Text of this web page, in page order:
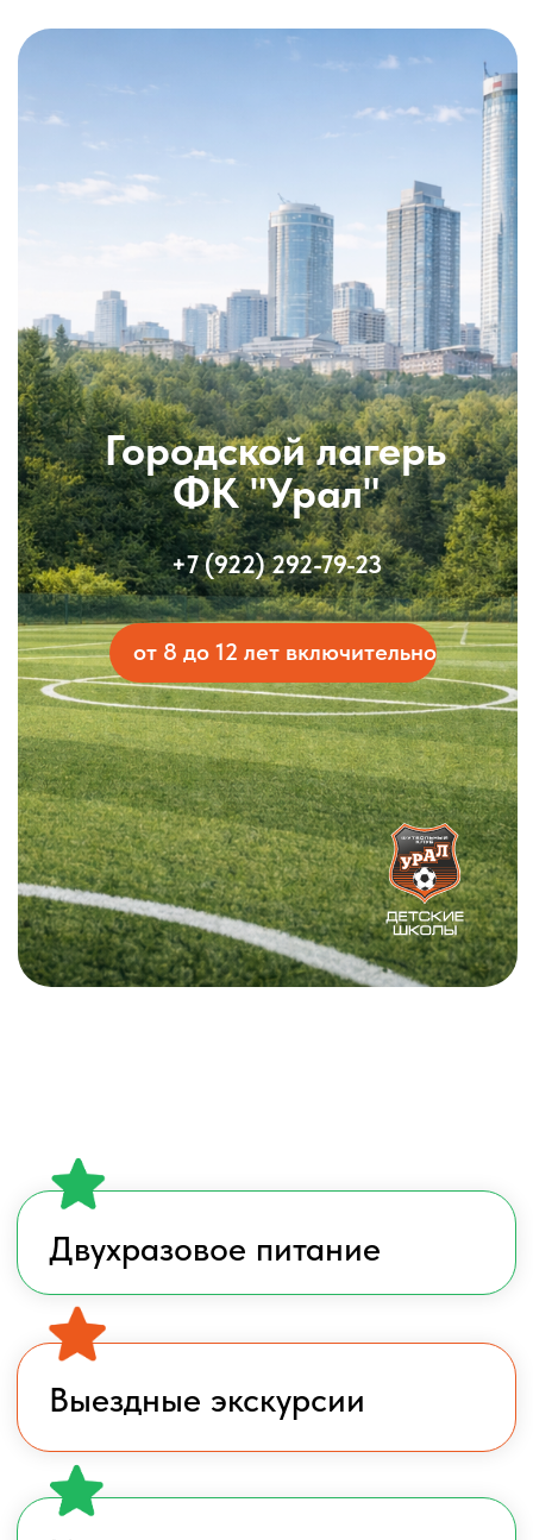
Городской лагерь
ФК "Урал"
+7 (922) 292-79-23
от 8 до 12 лет включительно
Двухразовое питание
Встреча с футболистом
основой команды ФК «Урал»
Тренировки общей
футбольной подготовки
Когнитивные тренировки